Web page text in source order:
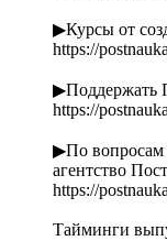
▶Курсы от
https://
▶Поддержать
https://
▶По вопросам
агентство
https://
Тайминги